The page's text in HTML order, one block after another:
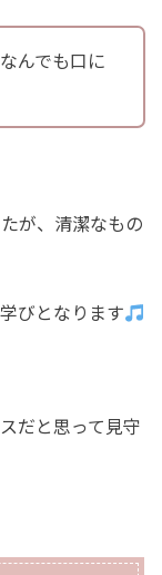
んでも口に
が、清潔なもの
びとなります
だと思って見守